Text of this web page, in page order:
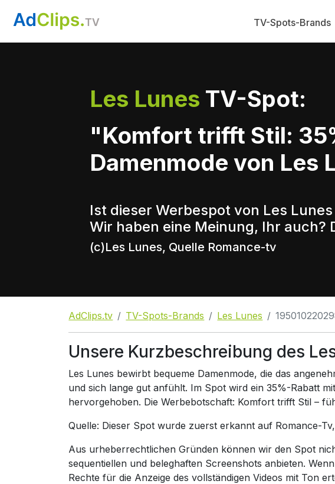
TV-Spots-Brands
Les Lunes TV-Spot:
"Komfort trifft Stil:
Damenmode von Les
Ist dieser Werbespot von Les
Wir haben eine Meinung, Ihr auch?
(c)Les Lunes, Quelle Romance-tv
AdClips.tv TV-Spots-Brands Les Lunes
Unsere Kurzbeschreibung des
Les Lunes bewirbt bequeme Damenmode, die das
und sich lange gut anfühlt. Im Spot wird ein 35%-Rabatt
hervorgehoben. Die Werbebotschaft: Komfort trifft Stil –
Quelle: Dieser Spot wurde zuerst erkannt auf Romance-Tv
Aus urheberrechtlichen Gründen können wir den Spot
sequentiellen und beleghaften Screenshots anbieten.
Rechte für die Anzeige des vollständigen Videos mit Ton